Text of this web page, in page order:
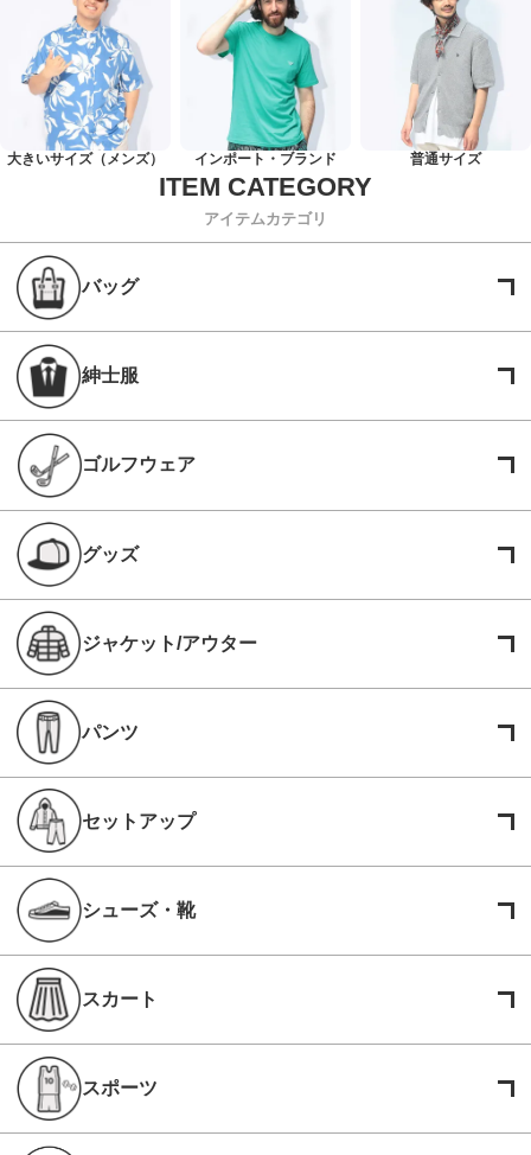
大きいサイズ（メンズ） インポート・ブランド 普通サイズ
アイテムカテゴリ
バッグ
紳士服
ゴルフウェア
グッズ
ジャケット/アウター
パンツ
セットアップ
シューズ・靴
スカート
スポーツ